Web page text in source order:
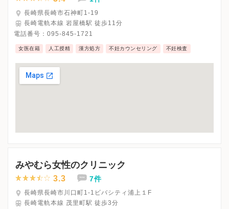
長崎県長崎市石神町1-19
長崎電軌本線 岩屋橋駅 徒歩11分
電話番号： 095-845-1721
女医在籍 人工授精 漢方処方 不妊カウンセリング 不妊検査
みやむら女性のクリニック
3.3 7件
長崎県長崎市川口町1-1ビバシティ浦上１F
長崎電軌本線 茂里町駅 徒歩3分